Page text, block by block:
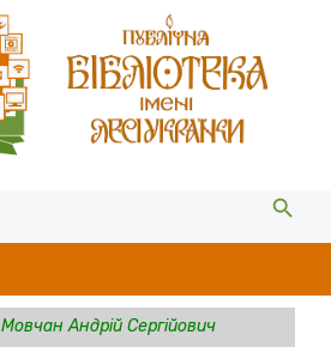
Мовчан Андрій Сергійович